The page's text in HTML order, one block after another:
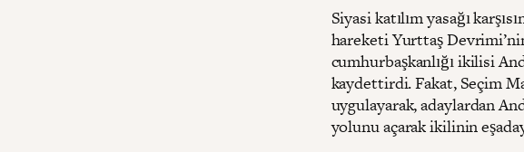
Siyasi katılım yasağı
hareketi Yurttaş
cumhurbaşkanlığı ikilisi
kaydettirdi. Fakat, Seçim
uygulayarak, adaylardan
yolunu açarak ikilinin